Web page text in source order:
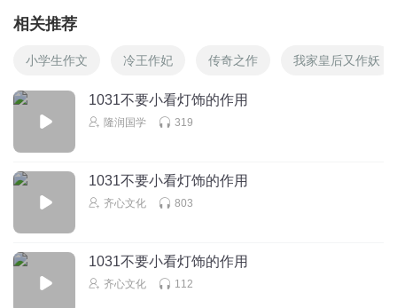
相关推荐
小学生作文 冷王作妃 传奇之作 我家皇后又作妖
1031不要小看灯饰的作用
隆润国学 319
1031不要小看灯饰的作用
齐心文化 803
1031不要小看灯饰的作用
齐心文化 112